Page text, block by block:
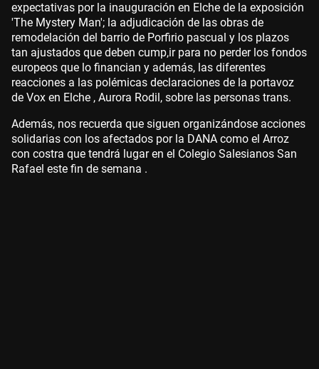
expectativas por la inauguración en Elche de la exposición
'The Mystery Man'; la adjudicación de las obras de
remodelación del barrio de Porfirio pascual y los plazos
tan ajustados que deben cump,ir para no perder los fondos
europeos que lo financian y además, las diferentes
reacciones a las polémicas declaraciones de la portavoz
de Vox en Elche , Aurora Rodil, sobre las personas trans.
Además, nos recuerda que siguen organizándose acciones
solidarias con los afectados por la DANA como el Arroz
con costra que tendrá lugar en el Colegio Salesianos San
Rafael este fin de semana .